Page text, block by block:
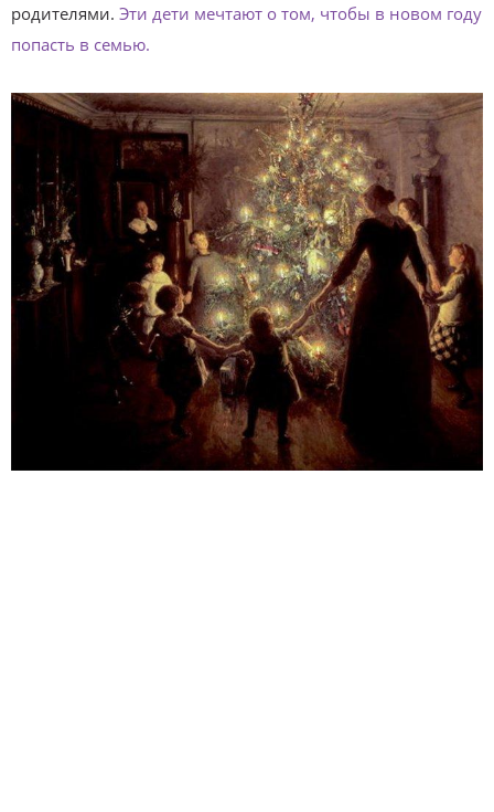
родителями. Эти дети мечтают о том, чтобы в новом году
попасть в семью.